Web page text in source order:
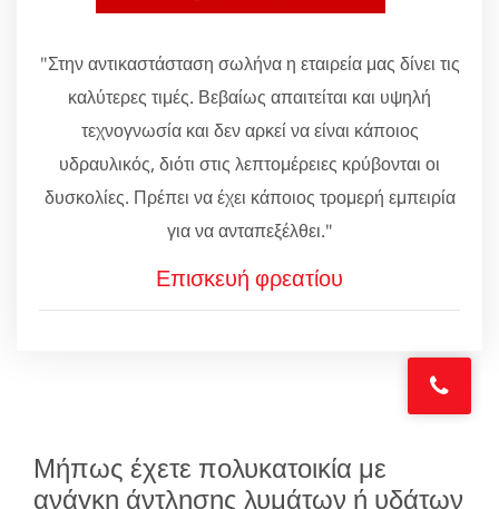
"Στην αντικαστάσταση σωλήνα η εταιρεία μας δίνει τις
καλύτερες τιμές. Βεβαίως απαιτείται και υψηλή
τεχνογνωσία και δεν αρκεί να είναι κάποιος
υδραυλικός, διότι στις λεπτομέρειες κρύβονται οι
δυσκολίες. Πρέπει να έχει κάποιος τρομερή εμπειρία
για να ανταπεξέλθει."
Επισκευή φρεατίου
Μήπως έχετε πολυκατοικία με
ανάγκη άντλησης λυμάτων ή υδάτων